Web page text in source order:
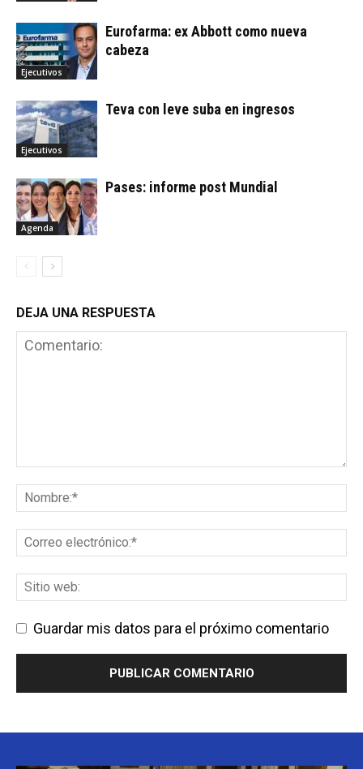
Ejecutivos
Eurofarma: ex Abbott como nueva
cabeza
Ejecutivos
Teva con leve suba en ingresos
Agenda
Pases: informe post Mundial
DEJA UNA RESPUESTA
Guardar mis datos para el próximo comentario